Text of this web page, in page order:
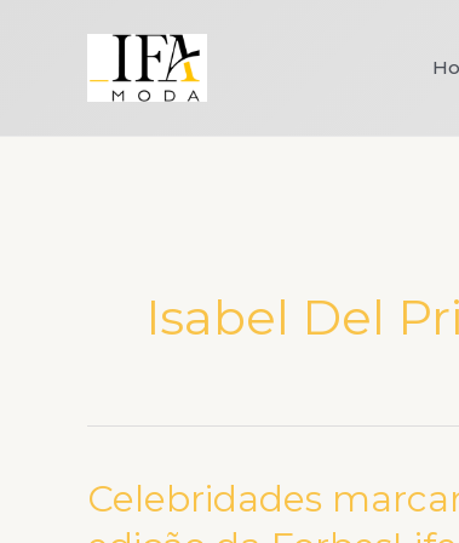
Isabel Del
Celebridades
Celebridades